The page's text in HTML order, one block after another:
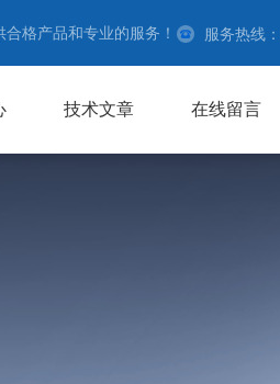
格产品和专业的服务！ 服务热线：
技术文章 在线留言